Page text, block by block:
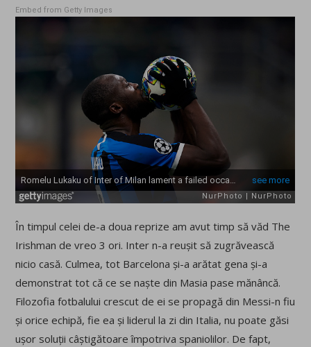
Embed from Getty Images
În timpul celei de-a doua reprize am avut timp să văd The
Irishman de vreo 3 ori. Inter n-a reușit să zugrăvească
nicio casă. Culmea, tot Barcelona și-a arătat gena și-a
demonstrat tot că ce se naște din Masia pase mănâncă.
Filozofia fotbalului crescut de ei se propagă din Messi-n fiu
și orice echipă, fie ea și liderul la zi din Italia, nu poate găsi
ușor soluții câștigătoare împotriva spaniolilor. De fapt,